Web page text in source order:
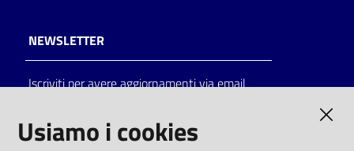
NEWSLETTER
Iscriviti per avere aggiornamenti via email
Usiamo i cookies